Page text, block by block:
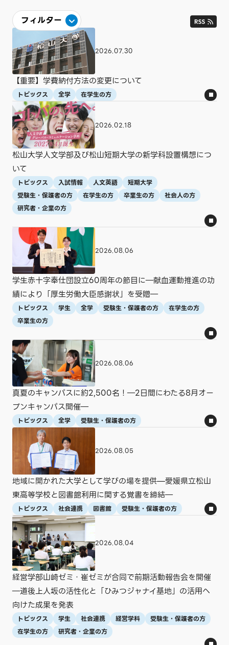
フィルター
カテゴリ
すべて トピックス
入試情報
社会連携
プレスリリース
図書館 東京オフィス
学部・大学院・短期大学
すべて 全学 経済学科
人文社会
法学部
短期大学
言語コミュニケーション研究科
法学研究科
医療薬学研究科
年
2023年
2022年
2021年
月
すべて 1月 2月 3月 4月
5月
6月
7月 8月 9月 10月
12月
この条件で表示する
2026.07.30
【重要】学費納付方法の変更について
トピックス 全学 在学生の方
2026.02.18
松山大学人文学部及び松山短期大学の新学科設置構想につ
いて
トピックス 入試情報 人文英語
短期大学
受験生・保護者の方
在学生の方 卒業生の方
社会人の方
研究者・企業の方
2026.08.06
学生赤十字奉仕団設立60周年の節目に―献血運動推進の功
績により「厚生労働大臣感謝状」を受贈―
トピックス 学生 全学 受験生・保護者の方
在学生の方
卒業生の方
2026.08.06
真夏のキャンパスに約2,500名！―2日間にわたる8月オー
プンキャンパス開催―
トピックス 全学 受験生・保護者の方
2026.08.05
地域に開かれた大学として学びの場を提供—愛媛県立松山
東高等学校と図書館利用に関する覚書を締結―
トピックス 社会連携 図書館 受験生・保護者の方
2026.08.04
経営学部山崎ゼミ・崔ゼミが合同で前期活動報告会を開催
―道後上人坂の活性化と「ひみつジャナイ基地」の活用へ
向けた成果を発表
トピックス 学生 社会連携 経営学科
受験生・保護者の方
在学生の方
研究者・企業の方